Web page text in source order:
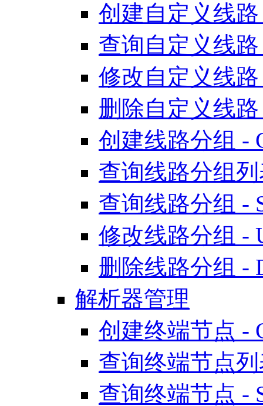
创建自定义线路
查询自定义线
修改自定义线路
删除自定义线路
创建线路分组 -
查询线路分组
查询线路分组 -
修改线路分组 -
删除线路分组 -
解析器管理
创建终端节点 -
查询终端节点
查询终端节点 -